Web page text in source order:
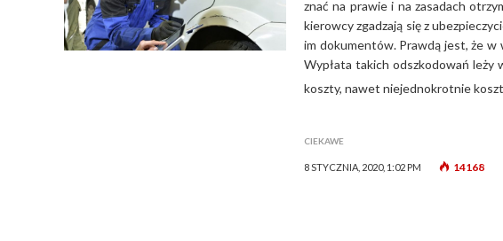
znać na prawie i na zasadach
kierowcy zgadzają się z
im dokumentów. Prawdą jest, że w
Wypłata takich odszkodowań leży
koszty, nawet niejednokrotnie
CIEKAWE
8 STYCZNIA, 2020, 1:02 PM 14168